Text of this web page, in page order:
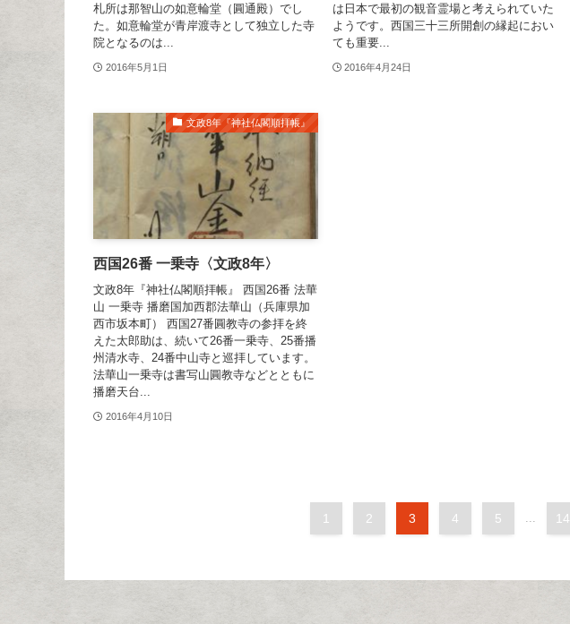
札所は那智山の如意輪堂（圓通殿）でし
た。如意輪堂が青岸渡寺として独立した寺
院となるのは...
2016年5月1日
は日本で最初の観音霊場と考えられていた
ようです。西国三十三所開創の縁起におい
ても重要...
2016年4月24日
文政8年『神社仏閣順拝帳』
西国26番 一乗寺〈文政8年〉
文政8年『神社仏閣順拝帳』 西国26番 法華
山 一乗寺 播磨国加西郡法華山（兵庫県加
西市坂本町） 西国27番圓教寺の参拝を終
えた太郎助は、続いて26番一乗寺、25番播
州清水寺、24番中山寺と巡拝しています。
法華山一乗寺は書写山圓教寺などとともに
播磨天台...
2016年4月10日
1 2 3 4 5 14